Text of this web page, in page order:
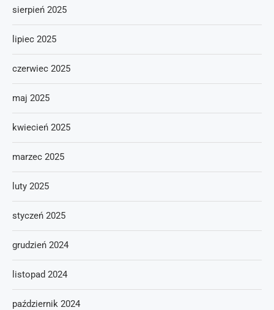
sierpień 2025
lipiec 2025
czerwiec 2025
maj 2025
kwiecień 2025
marzec 2025
luty 2025
styczeń 2025
grudzień 2024
listopad 2024
październik 2024